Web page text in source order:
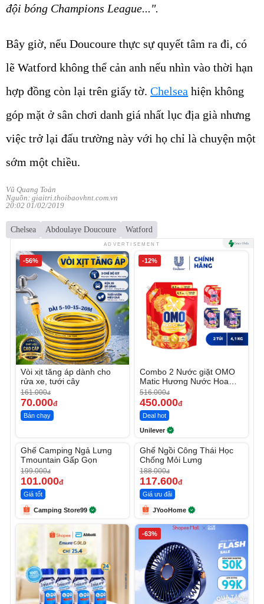
đội bóng Champions League...".
Bây giờ, nếu Doucoure thực sự quyết tâm ra đi, có
lẽ Watford không thể cản anh nếu nhìn vào thời hạn
hợp đồng còn lại trên giấy tờ. Chelsea hiện không
góp mặt ở sân chơi danh giá nhất lục địa già nhưng
việc trở lại đấu trường này với họ chỉ là chuyện một
sớm một chiều.
Vũ Quang Toản
Nguồn: giaitri.thoibaovhnt.com.vn
20:02 01/02/2019
Chelsea Abdoulaye Doucoure Watford
ADVERTISEMENT
-56%
Vòi xịt tăng áp dành cho
rửa xe, tưới cây
161.000đ
70.000đ
Bán chạy
-12%
Combo 2 Nước giặt OMO
Matic Hương Nước Hoa
Comfort 4.1KG
516.000đ
450.000đ
Deal hot
Unilever
-49%
Ghế Camping Ngả Lưng
Tmountain Gấp Gọn
199.000đ
101.000đ
Giá tốt
Camping Store99
-37%
Ghế Ngồi Công Thái Học
Chống Mỏi Lưng
188.000đ
117.600đ
Giá ưu đãi
JYooHome
-63%